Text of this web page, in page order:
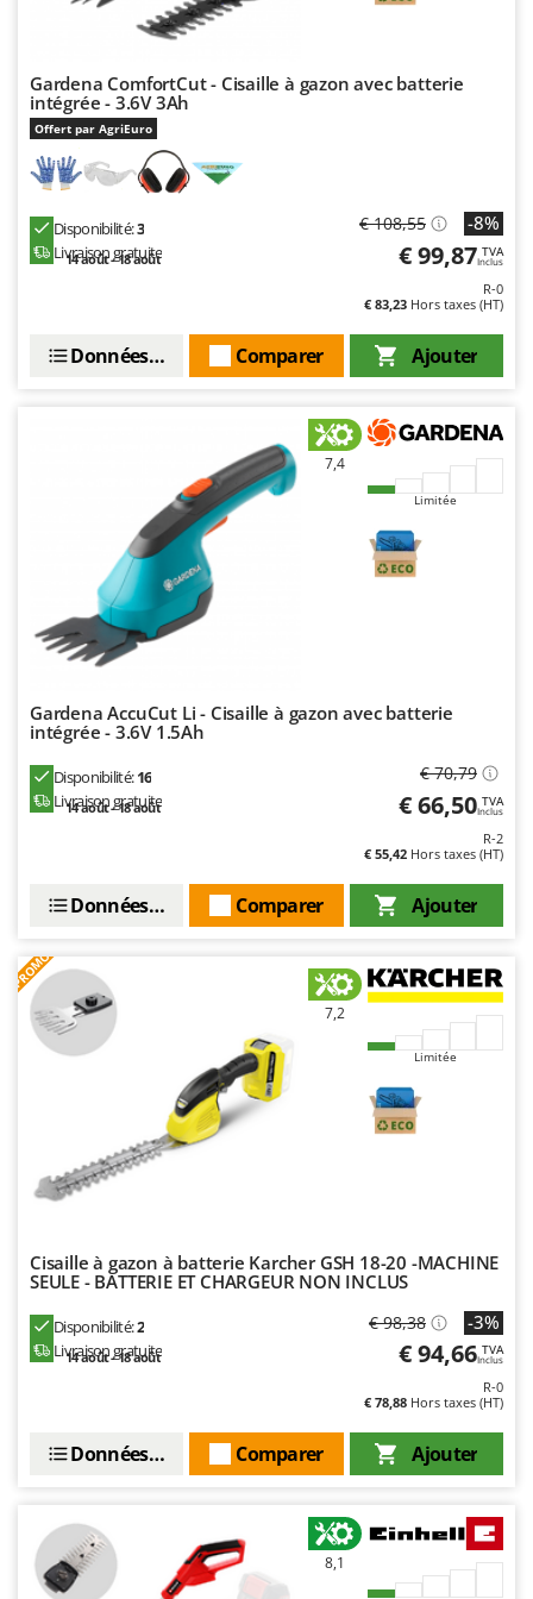
Oriental Koshin
P
Palazzetti
Palumbo Pavi
Partisani
Paterlini
Philips
Resto Italia
Ribimex
Ripartrak
Ritter
Robomow
Rover Pompe
Santos
Sbaraglia
Schnitzer
Simatech
Skil
Smartwood
Smeg
Snapper
Spice Electronics
Spyro
Stanley
Gardena ComfortCut - Cisaille à gazon avec batterie
intégrée - 3.6V 3Ah
Offert par AgriEuro
Disponibilité:3
Livraison gratuite
14 août - 18 août
€ 108,55 -8%
€ 99,87 TVA
Inclus
R-0
€ 83,23 Hors taxes (HT)
Ajouter
Comparer
Données techniques
7,4
Limitée
Gardena AccuCut Li - Cisaille à gazon avec batterie
intégrée - 3.6V 1.5Ah
Disponibilité:16
Livraison gratuite
14 août - 18 août
€ 70,79
€ 66,50 TVA
Inclus
R-2
€ 55,42 Hors taxes (HT)
Ajouter
Comparer
Données techniques
PROMO
7,2
Limitée
Cisaille à gazon à batterie Karcher GSH 18-20 -MACHINE
SEULE - BATTERIE ET CHARGEUR NON INCLUS
Disponibilité:2
Livraison gratuite
14 août - 18 août
€ 98,38 -3%
€ 94,66 TVA
Inclus
R-0
€ 78,88 Hors taxes (HT)
Ajouter
Comparer
Données techniques
8,1